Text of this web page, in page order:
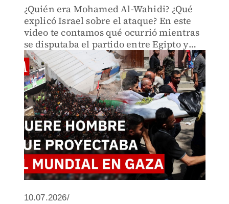
¿Quién era Mohamed Al-Wahidi? ¿Qué
explicó Israel sobre el ataque? En este
video te contamos qué ocurrió mientras
se disputaba el partido entre Egipto y
Argentina, quiénes fueron las víctimas
en Gaza y qué informaron agencias
internacionales.
10.07.2026/